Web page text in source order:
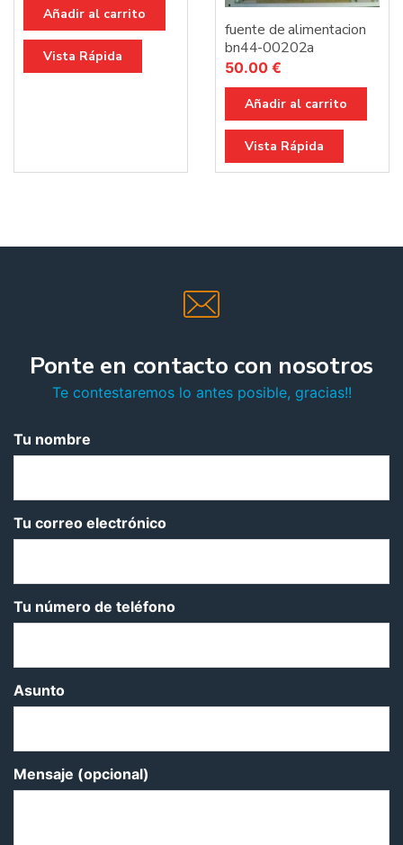
Añadir al carrito
Vista Rápida
fuente de alimentacion
bn44-00202a
50.00 €
Añadir al carrito
Vista Rápida
Ponte en contacto con nosotros
Te contestaremos lo antes posible, gracias!!
Tu nombre
Tu correo electrónico
Tu número de teléfono
Asunto
Mensaje (opcional)